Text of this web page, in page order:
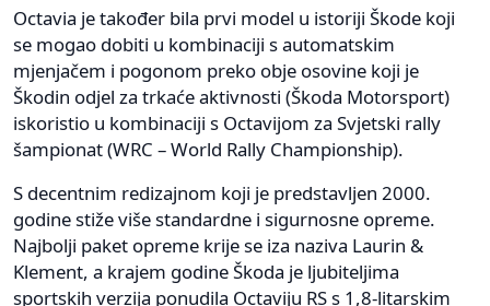
Octavia je također bila prvi model u istoriji Škode koji
se mogao dobiti u kombinaciji s automatskim
mjenjačem i pogonom preko obje osovine koji je
Škodin odjel za trkaće aktivnosti (Škoda Motorsport)
iskoristio u kombinaciji s Octavijom za Svjetski rally
šampionat (WRC – World Rally Championship).
S decentnim redizajnom koji je predstavljen 2000.
godine stiže više standardne i sigurnosne opreme.
Najbolji paket opreme krije se iza naziva Laurin &
Klement, a krajem godine Škoda je ljubiteljima
sportskih verzija ponudila Octaviju RS s 1,8-litarskim